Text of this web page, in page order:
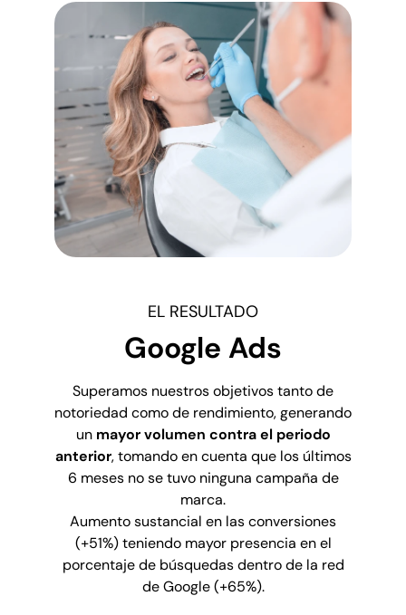
EL RESULTADO
Google Ads
Superamos nuestros objetivos tanto de
notoriedad como de rendimiento, generando
un mayor volumen contra el periodo
anterior, tomando en cuenta que los últimos
6 meses no se tuvo ninguna campaña de
marca.
Aumento sustancial en las conversiones
(+51%) teniendo mayor presencia en el
porcentaje de búsquedas dentro de la red
de Google (+65%).